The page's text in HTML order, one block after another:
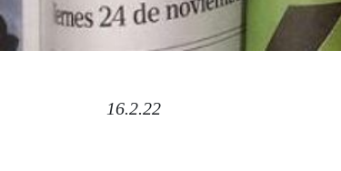
16.2.22